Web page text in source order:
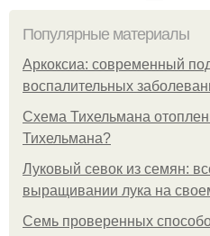
Популярные материалы
Аркоксиа: современный
воспалительных
Схема Тихельмана
Тихельмана?
Луковый севок из семян:
выращивании лука на
Семь проверенных